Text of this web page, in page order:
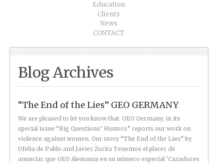
Education
Clients
News
CONTACT
Blog Archives
“The End of the Lies” GEO GERMANY
We are pleased to let you know that GEO Germany, in its
special issue “Big Questions’ Hunters” reports our work on
violence against women. Our story “The End of the Lies” by
Ofelia de Pablo and Javier Zurita Tenemos el placer de
anunciar que GEO Alemania en su número especial ‘Cazadores